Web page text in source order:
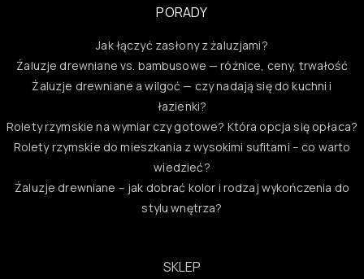
PORADY
Jak łączyć zasłony z żaluzjami?
Żaluzje drewniane vs. bambusowe — różnice, ceny, trwałość
Żaluzje drewniane a wilgoć — czy nadają się do kuchni i
łazienki?
Rolety rzymskie na wymiar czy gotowe? Która opcja się opłaca?
Rolety rzymskie do mieszkania z wysokimi sufitami – co warto
wiedzieć?
Żaluzje drewniane – jak dobrać kolor i rodzaj wykończenia do
stylu wnętrza?
SKLEP